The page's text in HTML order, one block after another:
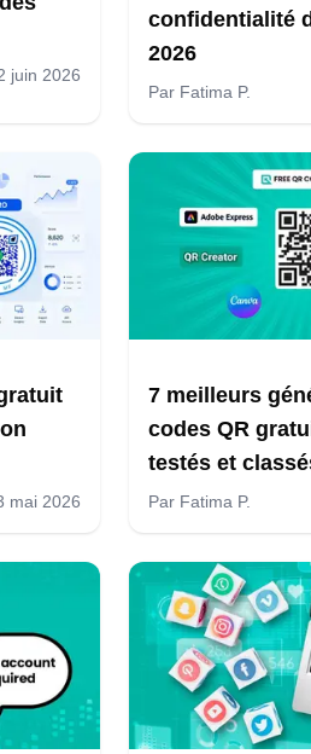
juin 2026
confidentialité
2026
Par Fatima P.
mai 2026
7 meilleurs
codes QR
testés et
Par Fatima P.